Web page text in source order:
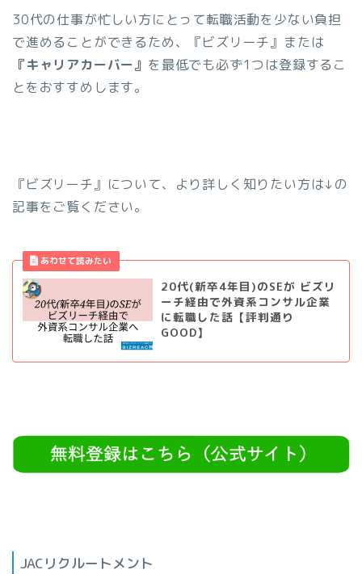
30代の仕事が忙しい方にとって転職活動を少ない負担
で進めることができるため、『ビズリーチ』または
『キャリアカーバー』 を最低でも必ず1つは登録するこ
とをおすすめします。
『ビズリーチ』について、より詳しく知りたい方は↓の
記事をご覧ください。
20代(新卒4年目)のSEが ビズリ
ーチ経由で外資系コンサル企業
に転職した話【評判通り
GOOD】
JACリクルートメント